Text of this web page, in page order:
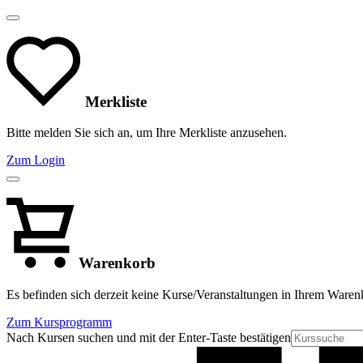
Merkliste
Bitte melden Sie sich an, um Ihre Merkliste anzusehen.
Zum Login
Warenkorb
Es befinden sich derzeit keine Kurse/Veranstaltungen in Ihrem
Zum Kursprogramm
Nach Kursen suchen und mit der Enter-Taste bestätigen